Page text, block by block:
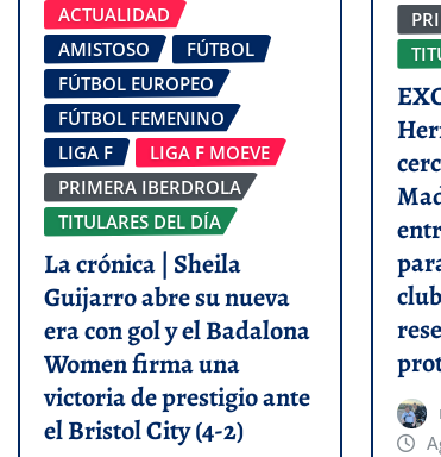
ACTUALIDAD
AMISTOSO
FÚTBOL
FÚTBOL EUROPEO
FÚTBOL FEMENINO
LIGA F
LIGA F MOEVE
PRIMERA IBERDROLA
TITULARES DEL DÍA
La crónica | Sheila
Guijarro abre su nueva
era con gol y el Badalona
Women firma una
victoria de prestigio ante
el Bristol City (4-2)